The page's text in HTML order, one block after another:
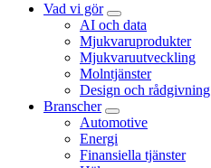
Vad vi gör
AI och data
Mjukvaruprodukter
Mjukvaruutveckling
Molntjänster
Design och rådgivning
Branscher
Automotive
Energi
Finansiella tjänster